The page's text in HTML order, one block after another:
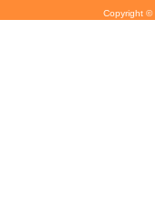
Copyright ©